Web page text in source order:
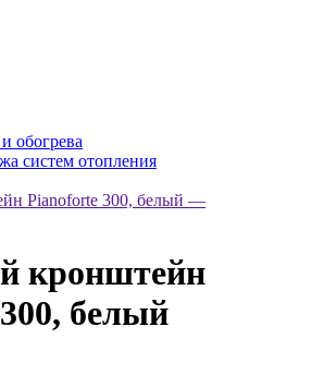
обогрева
систем отопления
Pianoforte 300, белый —
кронштейн
белый